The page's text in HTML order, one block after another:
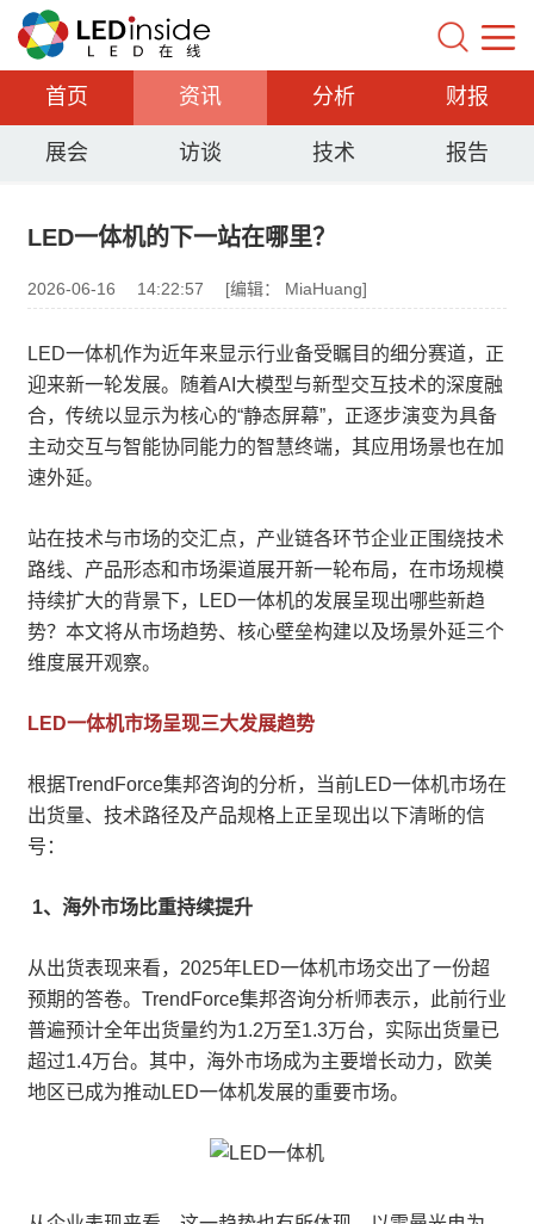
首页 资讯 分析 财报
展会 访谈 技术 报告
LED一体机的下一站在哪里？
2026-06-16 14:22:57 [编辑： MiaHuang]
LED一体机作为近年来显示行业备受瞩目的细分赛道，正
迎来新一轮发展。随着AI大模型与新型交互技术的深度融
合，传统以显示为核心的“静态屏幕”，正逐步演变为具备
主动交互与智能协同能力的智慧终端，其应用场景也在加
速外延。
站在技术与市场的交汇点，产业链各环节企业正围绕技术
路线、产品形态和市场渠道展开新一轮布局，在市场规模
持续扩大的背景下，LED一体机的发展呈现出哪些新趋
势？本文将从市场趋势、核心壁垒构建以及场景外延三个
维度展开观察。
LED一体机市场呈现三大发展趋势
根据TrendForce集邦咨询的分析，当前LED一体机市场在
出货量、技术路径及产品规格上正呈现出以下清晰的信
号：
1、海外市场比重持续提升
从出货表现来看，2025年LED一体机市场交出了一份超
预期的答卷。TrendForce集邦咨询分析师表示，此前行业
普遍预计全年出货量约为1.2万至1.3万台，实际出货量已
超过1.4万台。其中，海外市场成为主要增长动力，欧美
地区已成为推动LED一体机发展的重要市场。